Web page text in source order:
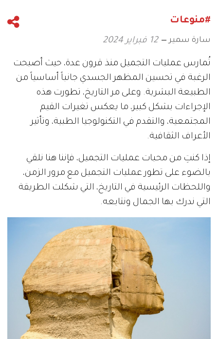
#منوعات
سارة سمير 12 فبراير 2024
تُمارس عمليات التجميل منذ قرون عدة، حيث أصبحت
الرغبة في تحسين المظهر الجسدي جانباً أساسياً من
الطبيعة البشرية. وعلى مر التاريخ، تطورت هذه
الإجراءات بشكل كبير، ما يعكس تغيرات القيم
المجتمعية، والتقدم في التكنولوجيا الطبية، وتأثير
الأعراف الثقافية.
إذا كنتِ من محبات عمليات التجميل، فإننا هنا نلقي
بالضوء على تطور عمليات التجميل مع مرور الزمن،
واللحظات الرئيسية في التاريخ، التي شكلت الطريقة
التي ندرك بها الجمال ونتابعه.